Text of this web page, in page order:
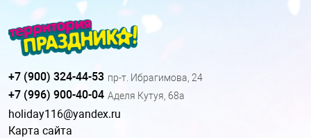
+7 (900) 324-44-53 пр-т. Ибрагимова, 24
+7 (996) 900-40-04 Аделя Кутуя, 68а
holiday116@yandex.ru
Карта сайта